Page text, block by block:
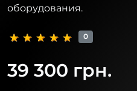
оборудования.
0
39 300 грн.